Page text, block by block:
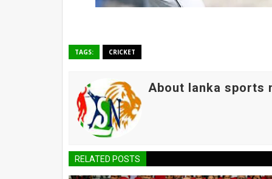
TAGS: CRICKET
About lanka sports
RELATED POSTS